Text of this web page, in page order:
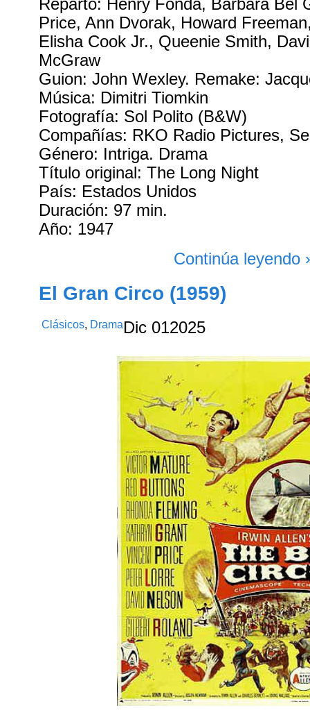
Reparto: Henry Fonda, Barbara Bel
Price, Ann Dvorak, Howard
Elisha Cook Jr., Queenie Smith,
McGraw
Guion: John Wexley. Remake:
Música: Dimitri Tiomkin
Fotografía: Sol Polito (B&W)
Compañías: RKO Radio Pictures,
Género: Intriga. Drama
Título original: The Long Night
País: Estados Unidos
Duración: 97 min.
Año: 1947
Continúa leyendo
El Gran Circo (1959)
Clásicos, DramaDic 012025